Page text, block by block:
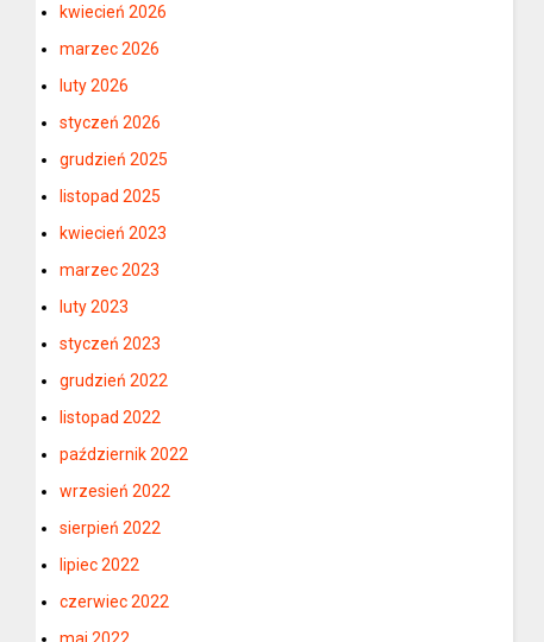
kwiecień 2026
marzec 2026
luty 2026
styczeń 2026
grudzień 2025
listopad 2025
kwiecień 2023
marzec 2023
luty 2023
styczeń 2023
grudzień 2022
listopad 2022
październik 2022
wrzesień 2022
sierpień 2022
lipiec 2022
czerwiec 2022
maj 2022